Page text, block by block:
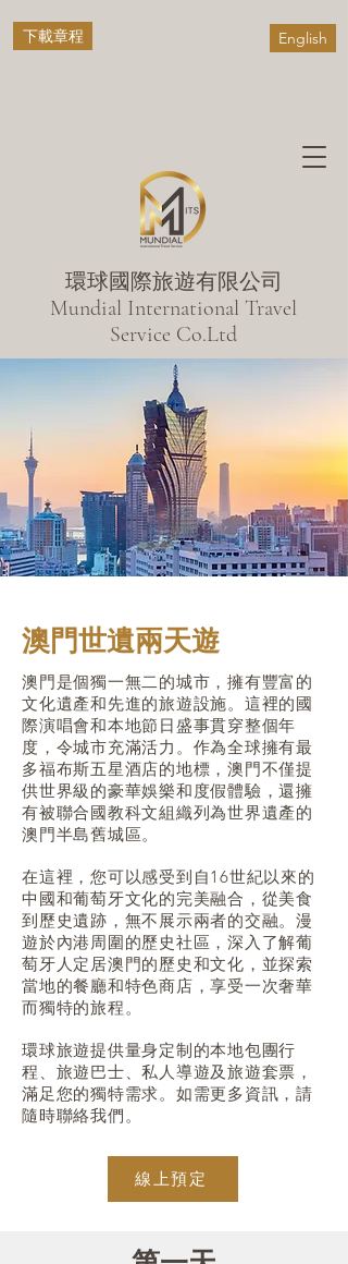
環球國際旅遊有限公司
​Mundial International Travel
Service Co.Ltd
English
下載章程
​澳門世遺兩天遊
澳門是個獨一無二的城市，擁有豐富的
文化遺產和先進的旅遊設施。這裡的國
際演唱會和本地節日盛事貫穿整個年
度，令城市充滿活力。作為全球擁有最
多福布斯五星酒店的地標，澳門不僅提
供世界級的豪華娛樂和度假體驗，還擁
有被聯合國教科文組織列為世界遺產的
澳門半島舊城區。
在這裡，您可以感受到自16世紀以來的
中國和葡萄牙文化的完美融合，從美食
到歷史遺跡，無不展示兩者的交融。漫
遊於內港周圍的歷史社區，深入了解葡
萄牙人定居澳門的歷史和文化，並探索
當地的餐廳和特色商店，享受一次奢華
而獨特的旅程。
環球旅遊提供量身定制的本地包團行
程、旅遊巴士、私人導遊及旅遊套票，
滿足您的獨特需求。如需更多資訊，請
隨時聯絡我們。
線上預定